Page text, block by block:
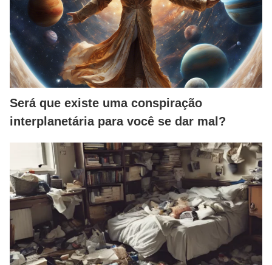
Será que existe uma conspiração
interplanetária para você se dar mal?